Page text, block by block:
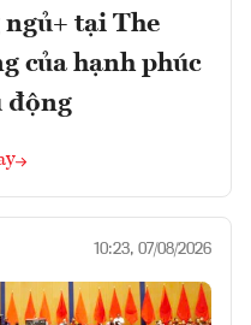
tại The
của hạnh phúc
động
10:23, 07/08/2026